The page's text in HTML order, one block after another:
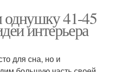
41-45
интерьера
для сна, но и